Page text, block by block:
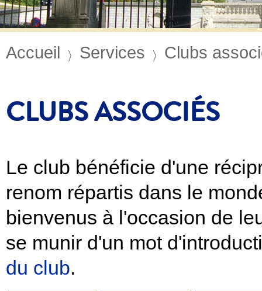
Accueil Services Clubs
CLUBS ASSOCIÉS
Le club bénéficie d'une
renom répartis dans le
bienvenus à l'occasion de
se munir d'un mot
du club.